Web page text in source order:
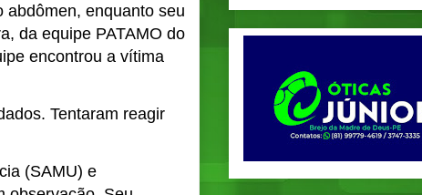
abdômen, enquanto seu
da equipe PATAMO do
encontrou a vítima
Tentaram reagir
(SAMU) e